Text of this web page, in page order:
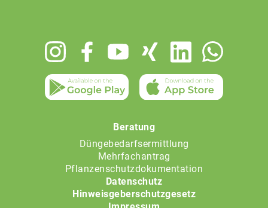
Beratung
Düngebedarfsermittlung
Mehrfachantrag
Pflanzenschutzdokumentation
Datenschutz
Hinweisgeberschutzgesetz